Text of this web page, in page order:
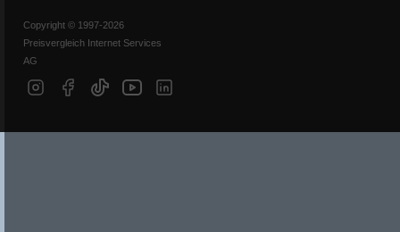
Copyright © 1997-2026
Preisvergleich Internet Services
AG